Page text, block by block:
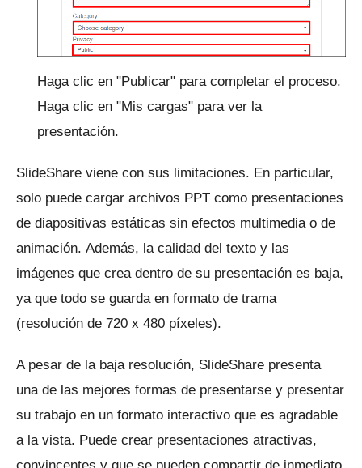
Haga clic en "Publicar" para completar el proceso.
Haga clic en "Mis cargas" para ver la
presentación.
SlideShare viene con sus limitaciones. En particular,
solo puede cargar archivos PPT como presentaciones
de diapositivas estáticas sin efectos multimedia o de
animación. Además, la calidad del texto y las
imágenes que crea dentro de su presentación es baja,
ya que todo se guarda en formato de trama
(resolución de 720 x 480 píxeles).
A pesar de la baja resolución, SlideShare presenta
una de las mejores formas de presentarse y presentar
su trabajo en un formato interactivo que es agradable
a la vista. Puede crear presentaciones atractivas,